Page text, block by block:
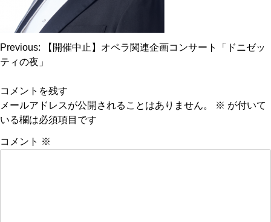
投
稿
ナ
ビ
ゲ
ー
Previous:
【開催中止】オペラ関連企画コンサート「ドニゼッ
ティの夜」
コメントを残す
メールアドレスが公開されることはありません。
※ が付いて
いる欄は必須項目です
コメント ※